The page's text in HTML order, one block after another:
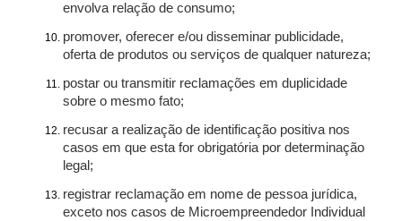
envolva relação de consumo;
promover, oferecer e/ou disseminar publicidade,
oferta de produtos ou serviços de qualquer natureza;
postar ou transmitir reclamações em duplicidade
sobre o mesmo fato;
recusar a realização de identificação positiva nos
casos em que esta for obrigatória por determinação
legal;
registrar reclamação em nome de pessoa jurídica,
exceto nos casos de Microempreendedor Individual